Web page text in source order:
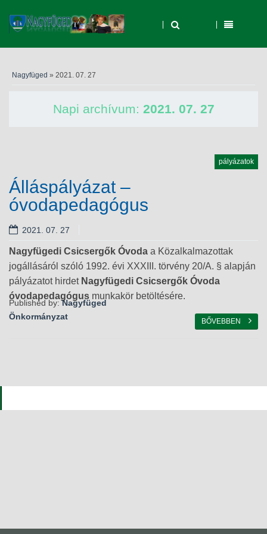
Nagyfüged » 2021. 07. 27
Napi archívum: 2021. 07. 27
pályázatok
Álláspályázat –
óvodapedagógus
2021. 07. 27
Nagyfügedi Csicsergők Óvoda a Közalkalmazottak
jogállásáról szóló 1992. évi XXXIII. törvény 20/A. § alapján
pályázatot hirdet Nagyfügedi Csicsergők Óvoda
óvodapedagógus munkakör betöltésére.
BŐVEBBEN
Published by:Nagyfüged
Önkormányzat